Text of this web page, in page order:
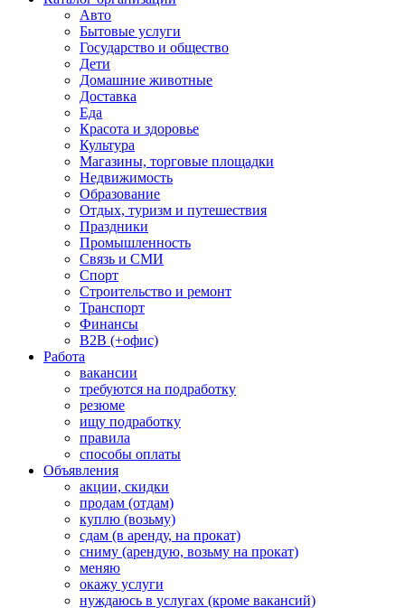
Авто
Бытовые услуги
Государство и общество
Дети
Домашние животные
Доставка
Еда
Красота и здоровье
Культура
Магазины, торговые площадки
Недвижимость
Образование
Отдых, туризм и путешествия
Праздники
Промышленность
Связь и СМИ
Спорт
Строительство и ремонт
Транспорт
Финансы
B2B (+офис)
Работа
вакансии
требуются на подработку
резюме
ищу подработку
правила
способы оплаты
Объявления
акции, скидки
продам (отдам)
куплю (возьму)
сдам (в аренду, на прокат)
сниму (арендую, возьму на прокат)
меняю
окажу услуги
нуждаюсь в услугах (кроме вакансий)